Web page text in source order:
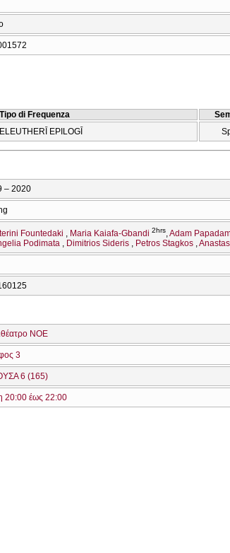
Tipo di Frequenza
ELEUTHERĪ EPILOGĪ
– 2020
Fountedaki Maria Kaiafa-Gbandi 2hrs Adam
Podimata
Dimitrios Sideris Petros Stagkos
ΝΟΕ
3
6 (165)
20:00 έως 22:00